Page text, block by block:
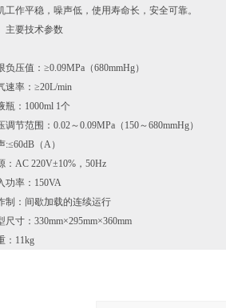
工作平稳，噪声低，使用寿命长，安全可靠。
主要技术参数
负压值：≥0.09MPa（680mmHg）
速率：≥20L/min
瓶：1000ml 1个
调节范围：0.02～0.09MPa（150～680mmHg）
:≤60dB（A）
：AC 220V±10%，50Hz
功率：150VA
制：间歇加载的连续运行
尺寸：330mm×295mm×360mm
：11kg